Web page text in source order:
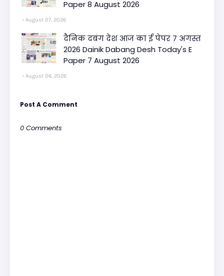
Paper 8 August 2026
August 07, 2026
दैनिक दबंग देश आज का ई पेपर 7 अगस्त
2026 Dainik Dabang Desh Today's E
Paper 7 August 2026
August 06, 2026
Post A Comment
0 Comments